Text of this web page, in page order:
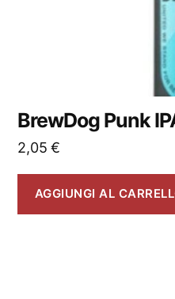
BrewDog Punk
2,05€
AGGIUNGI AL